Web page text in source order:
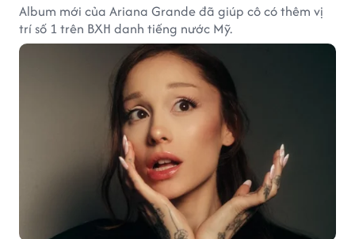
Album mới của Ariana Grande đã giúp cô có thêm vị
trí số 1 trên BXH danh tiếng nước Mỹ.